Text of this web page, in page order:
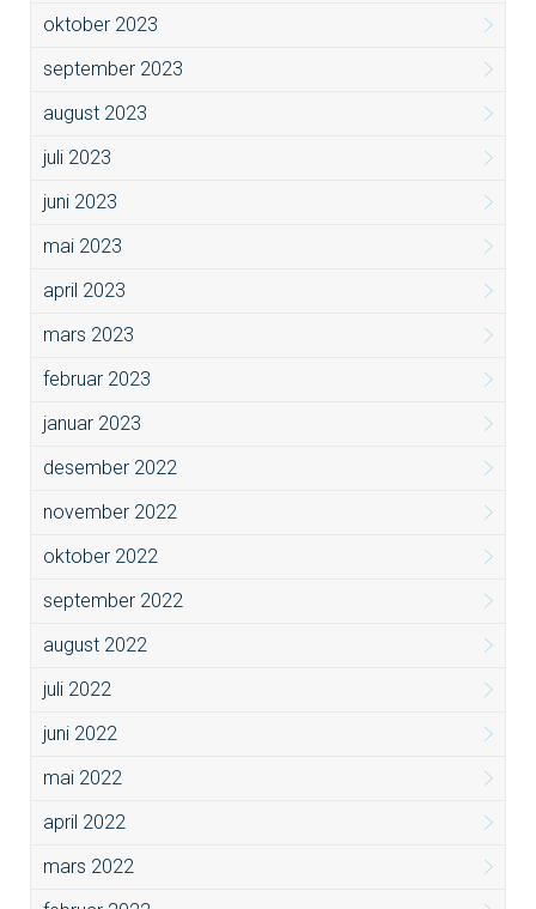
oktober 2023
september 2023
august 2023
juli 2023
juni 2023
mai 2023
april 2023
mars 2023
februar 2023
januar 2023
desember 2022
november 2022
oktober 2022
september 2022
august 2022
juli 2022
juni 2022
mai 2022
april 2022
mars 2022